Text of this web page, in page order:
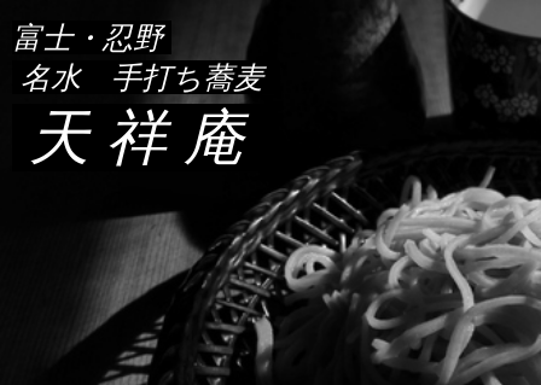
富士・忍野
名水 手打ち蕎麦
天 祥 庵